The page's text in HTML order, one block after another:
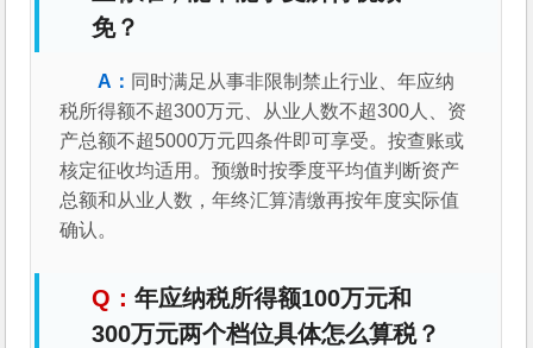
免？
同时满足从事非限制禁止行业、年应纳
税所得额不超300万元、从业人数不超300人、资
产总额不超5000万元四条件即可享受。按查账或
核定征收均适用。预缴时按季度平均值判断资产
总额和从业人数，年终汇算清缴再按年度实际值
确认。
年应纳税所得额100万元和
300万元两个档位具体怎么算税？